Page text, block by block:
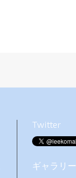
Twitter
ギャラリー